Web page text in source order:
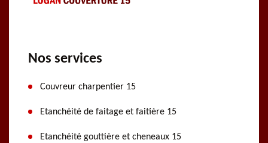
Nos services
Couvreur charpentier 15
Etanchéité de faitage et faitière 15
Etanchéité gouttière et cheneaux 15